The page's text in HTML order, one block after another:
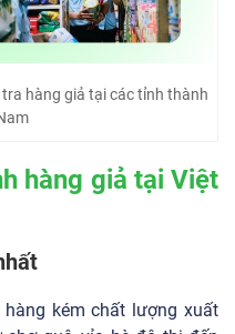
hàng giả tại các tỉnh thành
hàng giả tại Việt
hàng kém chất lượng xuất